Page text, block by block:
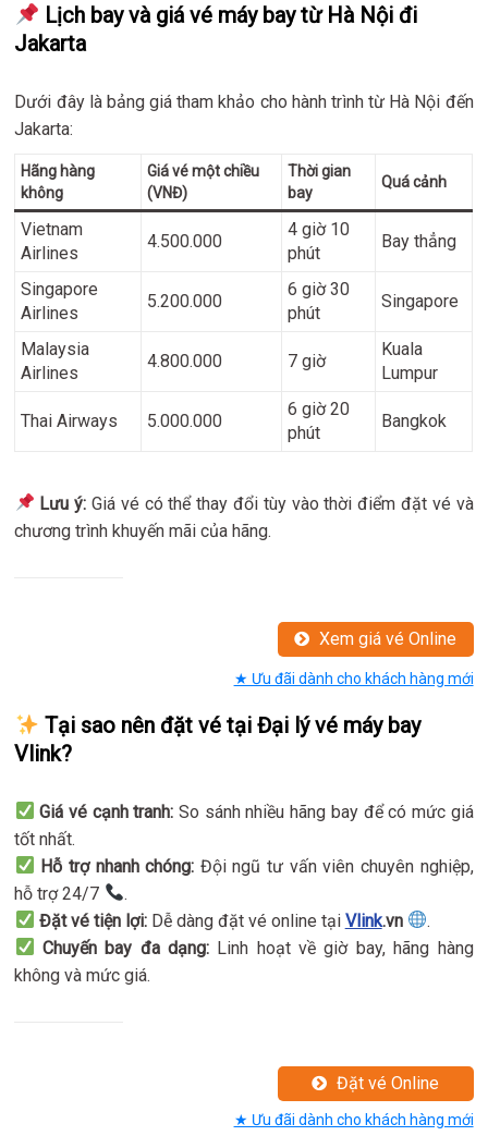
Lịch bay và giá vé máy bay từ Hà Nội đi
Jakarta
Dưới đây là bảng giá tham khảo cho hành trình từ Hà Nội đến
Jakarta:
Hãng hàng
không
Giá vé một chiều
(VNĐ)
Thời gian
bay
Quá cảnh
Vietnam
Airlines
4.500.000
4 giờ 10
phút
Bay thẳng
Singapore
Airlines
5.200.000
6 giờ 30
phút
Singapore
Malaysia
Airlines
4.800.000 7 giờ
Kuala
Lumpur
Thai Airways 5.000.000
6 giờ 20
phút
Bangkok
Lưu ý: Giá vé có thể thay đổi tùy vào thời điểm đặt vé và
chương trình khuyến mãi của hãng.
Xem giá vé Online
★ Ưu đãi dành cho khách hàng mới
Tại sao nên đặt vé tại Đại lý vé máy bay
Vlink?
Giá vé cạnh tranh: So sánh nhiều hãng bay để có mức giá
tốt nhất.
Hỗ trợ nhanh chóng: Đội ngũ tư vấn viên chuyên nghiệp,
hỗ trợ 24/7
.
Đặt vé tiện lợi:Dễ dàng đặt vé online tại Vlink.vn
.
Chuyến bay đa dạng: Linh hoạt về giờ bay, hãng hàng
không và mức giá.
Đặt vé Online
★ Ưu đãi dành cho khách hàng mới